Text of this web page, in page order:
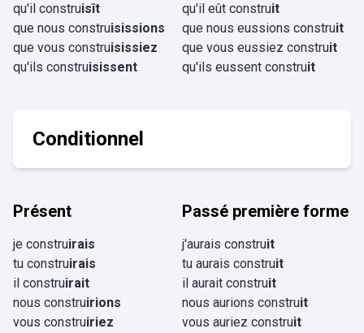
qu'il construisît
que nous construisissions
que vous construisissiez
qu'ils construisissent
qu'il eût construit
que nous eussions construit
que vous eussiez construit
qu'ils eussent construit
Conditionnel
Présent
je construirais
tu construirais
il construirait
nous construirions
vous construiriez
Passé première forme
j'aurais construit
tu aurais construit
il aurait construit
nous aurions construit
vous auriez construit